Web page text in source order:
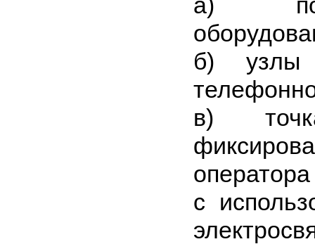
б) узлы
в)
с